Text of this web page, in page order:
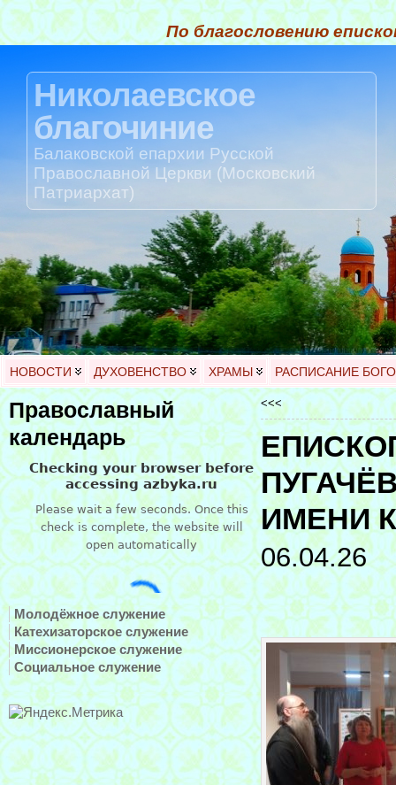
По благословению
Николаевское
благочиние
Балаковской епархии Русской
Православной Церкви (Московский
Патриархат)
НОВОСТИ ДУХОВЕНСТВО ХРАМЫ РАСПИСАНИЕ
Православный
календарь
Молодёжное служение
Катехизаторское служение
Миссионерское служение
Социальное служение
<<<
ИМЕНИ
06.04.26